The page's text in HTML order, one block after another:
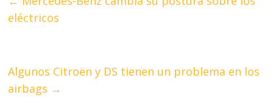
eléctricos
Algunos Citroën y DS tienen un problema en los
airbags →